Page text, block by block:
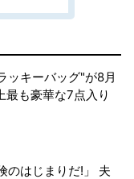
ッキーバッグ"が8月
も豪華な7点入り
のはじまりだ!」 夫